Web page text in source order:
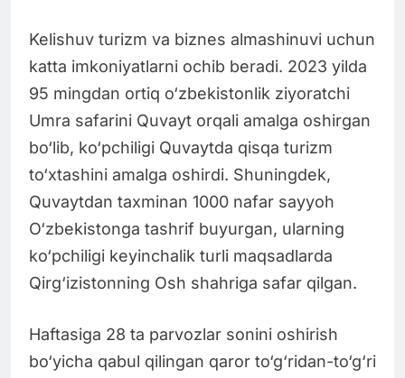
Kelishuv turizm va biznes almashinuvi uchun
katta imkoniyatlarni ochib beradi. 2023 yilda
95 mingdan ortiq o‘zbekistonlik ziyoratchi
Umra safarini Quvayt orqali amalga oshirgan
bo‘lib, ko‘pchiligi Quvaytda qisqa turizm
to‘xtashini amalga oshirdi. Shuningdek,
Quvaytdan taxminan 1000 nafar sayyoh
O‘zbekistonga tashrif buyurgan, ularning
ko‘pchiligi keyinchalik turli maqsadlarda
Qirg‘izistonning Osh shahriga safar qilgan.
Haftasiga 28 ta parvozlar sonini oshirish
bo‘yicha qabul qilingan qaror to‘g‘ridan-to‘g‘ri